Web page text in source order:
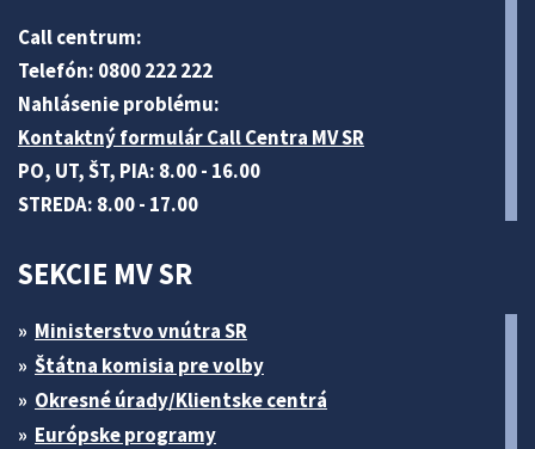
Call centrum:
Telefón: 0800 222 222
Nahlásenie problému:
Kontaktný formulár Call Centra MV SR
PO, UT, ŠT, PIA: 8.00 - 16.00
STREDA: 8.00 - 17.00
SEKCIE MV SR
Ministerstvo vnútra SR
Štátna komisia pre volby
Okresné úrady/Klientske centrá
Európske programy